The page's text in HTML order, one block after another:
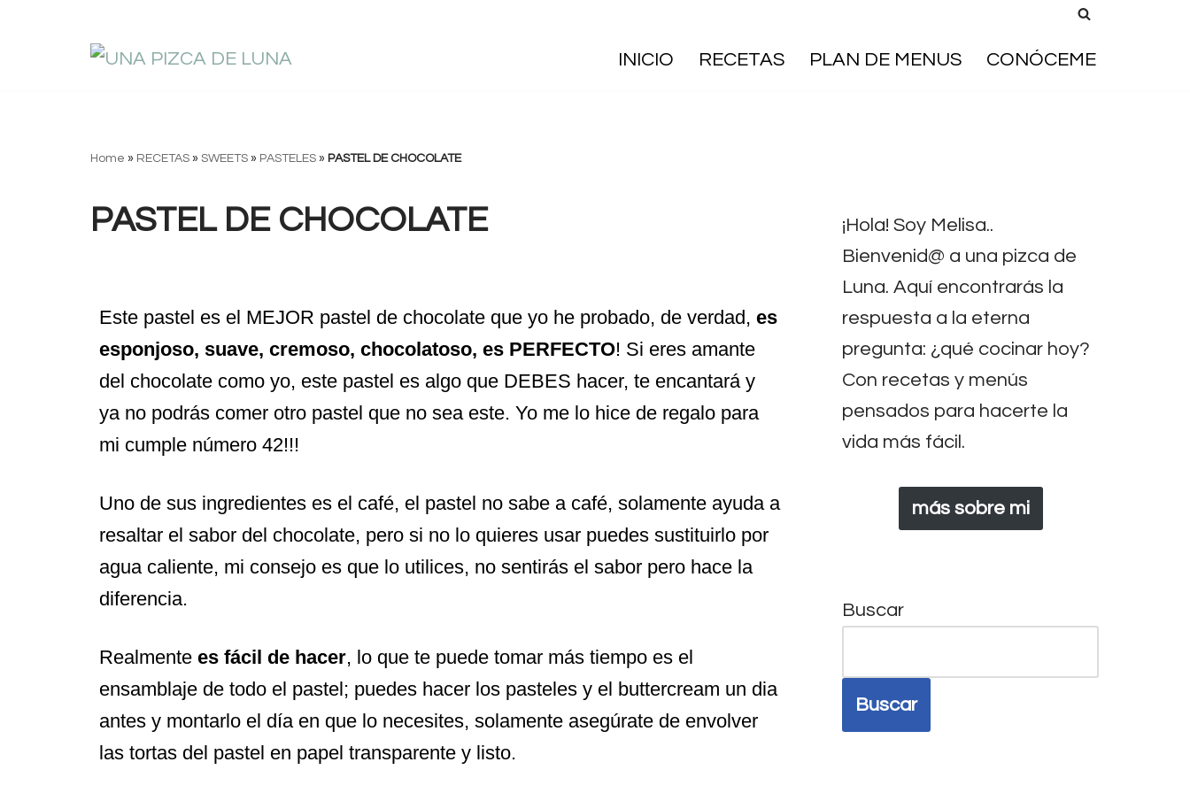
INICIO RECETAS PLAN DE MENUS CONÓCEME
Home » RECETAS » SWEETS » PASTELES » PASTEL DE CHOCOLATE
PASTEL DE CHOCOLATE
Este pastel es el MEJOR pastel de chocolate que yo he probado, de verdad, es
esponjoso, suave, cremoso, chocolatoso, es PERFECTO! Si eres amante
del chocolate como yo, este pastel es algo que DEBES hacer, te encantará y
ya no podrás comer otro pastel que no sea este. Yo me lo hice de regalo para
mi cumple número 42!!!
Uno de sus ingredientes es el café, el pastel no sabe a café, solamente ayuda a
resaltar el sabor del chocolate, pero si no lo quieres usar puedes sustituirlo por
agua caliente, mi consejo es que lo utilices, no sentirás el sabor pero hace la
diferencia.
Realmente es fácil de hacer, lo que te puede tomar más tiempo es el
ensamblaje de todo el pastel; puedes hacer los pasteles y el buttercream un dia
antes y montarlo el día en que lo necesites, solamente asegúrate de envolver
las tortas del pastel en papel transparente y listo.
¡Hola! Soy Melisa..
Bienvenid@ a una pizca de
Luna. Aquí encontrarás la
respuesta a la eterna
pregunta: ¿qué cocinar hoy?
Con recetas y menús
pensados para hacerte la
vida más fácil.
más sobre mi
Buscar
Buscar